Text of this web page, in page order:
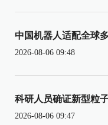
中国机器人适配全球
2026-08-06 09:48
科研人员确证新型粒
2026-08-06 09:47